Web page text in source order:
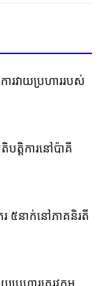
រវាយប្រហាររបស់
បត្តិការនៅប៉ាគី
រ ៥នាក់នៅភាគនិរតី
ប្រហារភេរវកម្ម